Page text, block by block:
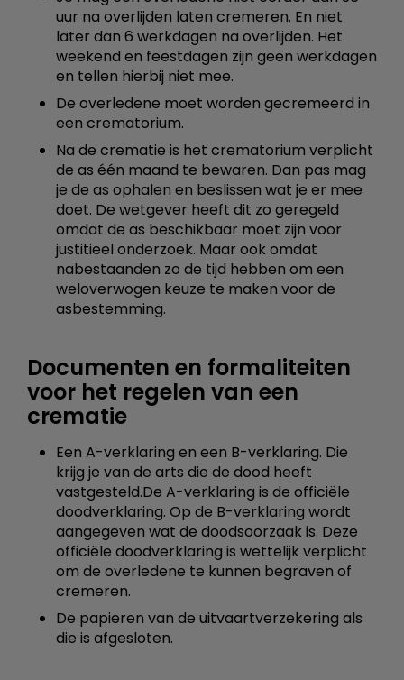
uur na overlijden laten cremeren. En niet
later dan 6 werkdagen na overlijden. Het
weekend en feestdagen zijn geen werkdagen
en tellen hierbij niet mee.
De overledene moet worden gecremeerd in
een crematorium.
Na de crematie is het crematorium verplicht
de as één maand te bewaren. Dan pas mag
je de as ophalen en beslissen wat je er mee
doet. De wetgever heeft dit zo geregeld
omdat de as beschikbaar moet zijn voor
justitieel onderzoek. Maar ook omdat
nabestaanden zo de tijd hebben om een
weloverwogen keuze te maken voor de
asbestemming.
Documenten en formaliteiten
voor het regelen van een
crematie
Een A-verklaring en een B-verklaring. Die
krijg je van de arts die de dood heeft
vastgesteld.De A-verklaring is de officiële
doodverklaring. Op de B-verklaring wordt
aangegeven wat de doodsoorzaak is. Deze
officiële doodverklaring is wettelijk verplicht
om de overledene te kunnen begraven of
cremeren.
De papieren van de uitvaartverzekering als
die is afgesloten.